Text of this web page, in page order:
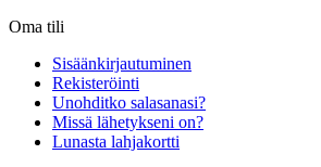
Oma tili
Sisäänkirjautuminen
Rekisteröinti
Unohditko salasanasi?
Missä lähetykseni on?
Lunasta lahjakortti